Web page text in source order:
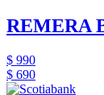
REMERA
$ 990
$ 690